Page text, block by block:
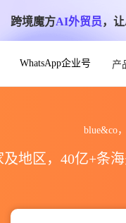
跨境魔方AI外贸员，
WhatsApp企业号 产
blue&co
及地区，40亿+条